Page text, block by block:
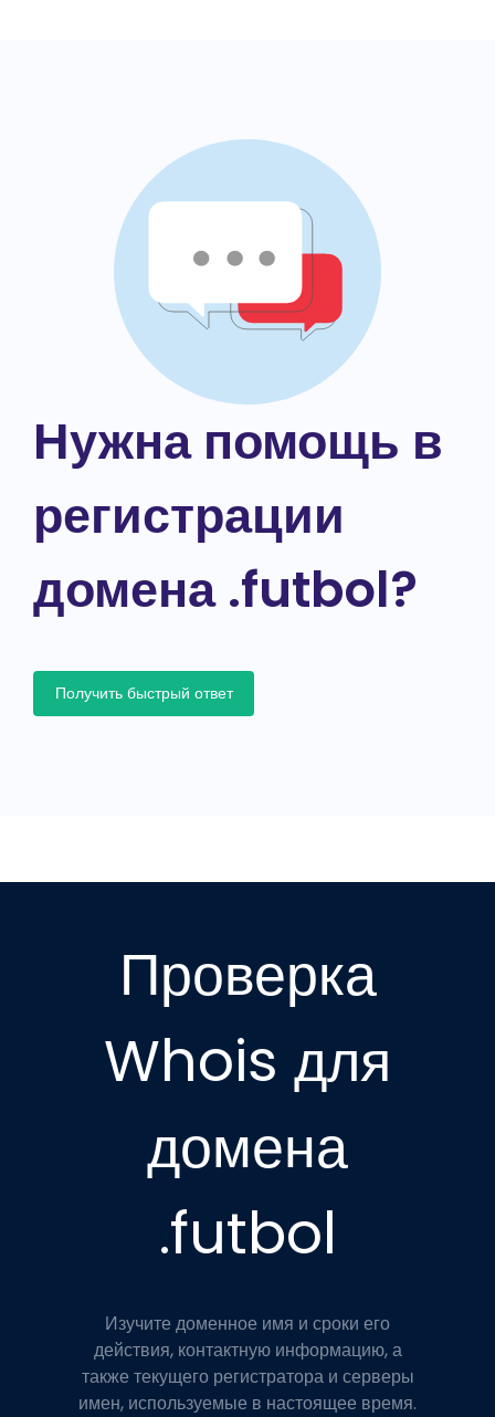
Нужна помощь в
регистрации
домена .futbol?
Получить быстрый ответ
Проверка
Whois для
домена
.futbol
Изучите доменное имя и сроки его
действия, контактную информацию, а
также текущего регистратора и серверы
имен, используемые в настоящее время.